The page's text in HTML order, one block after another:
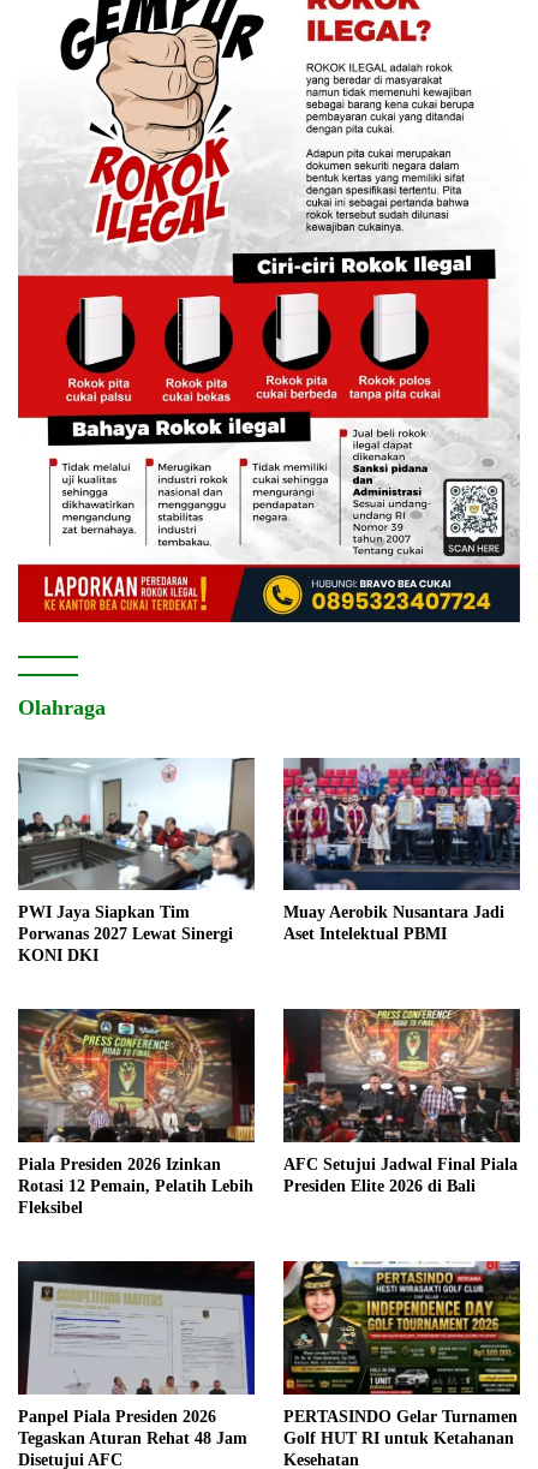
Olahraga
PWI Jaya Siapkan Tim
Porwanas 2027 Lewat Sinergi
KONI DKI
Muay Aerobik Nusantara Jadi
Aset Intelektual PBMI
Piala Presiden 2026 Izinkan
Rotasi 12 Pemain, Pelatih Lebih
Fleksibel
AFC Setujui Jadwal Final Piala
Presiden Elite 2026 di Bali
Panpel Piala Presiden 2026
Tegaskan Aturan Rehat 48 Jam
Disetujui AFC
PERTASINDO Gelar Turnamen
Golf HUT RI untuk Ketahanan
Kesehatan